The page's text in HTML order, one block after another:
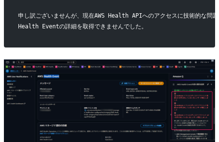
申し訳ございませんが、現在AWS Health APIへのアクセスに技術的な問
Health Eventの詳細を取得できませんでした。